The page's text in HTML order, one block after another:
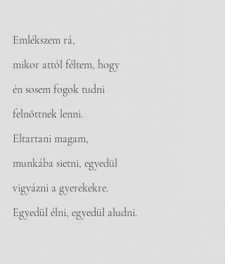
Emlékszem rá,
mikor attól féltem, hogy
én sosem fogok tudni
felnőttnek lenni.
Eltartani magam,
munkába sietni, egyedül
vigyázni a gyerekekre.
Egyedül élni, egyedül aludni.